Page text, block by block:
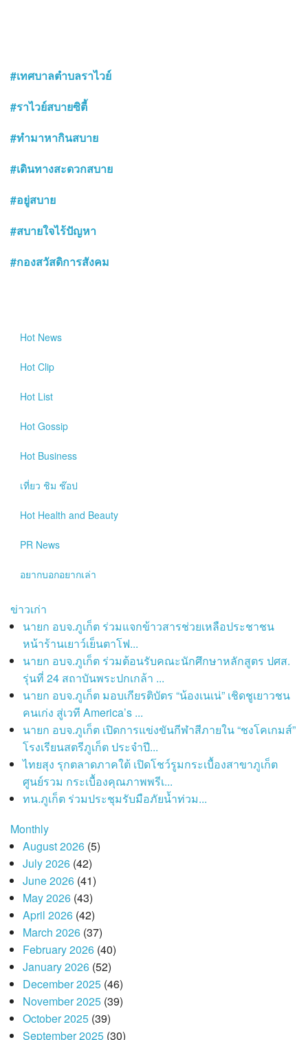
#เทศบาลตำบลราไวย์
#ราไวย์สบายซิตี้
#ทำมาหากินสบาย
#เดินทางสะดวกสบาย
#อยู่สบาย
#สบายใจไร้ปัญหา
#กองสวัสดิการสังคม
Hot News
Hot Clip
Hot List
Hot Gossip
Hot Business
เที่ยว ชิม ช๊อป
Hot Health and Beauty
PR News
อยากบอกอยากเล่า
ข่าวเก่า
นายก อบจ.ภูเก็ต ร่วมแจกข้าวสารช่วยเหลือประชาชน
หน้าร้านเยาว์เย็นตาโฟ...
นายก อบจ.ภูเก็ต ร่วมต้อนรับคณะนักศึกษาหลักสูตร ปศส.
รุ่นที่ 24 สถาบันพระปกเกล้า ...
นายก อบจ.ภูเก็ต มอบเกียรติบัตร “น้องเนเน่” เชิดชูเยาวชน
คนเก่ง สู่เวที America’s ...
นายก อบจ.ภูเก็ต เปิดการแข่งขันกีฬาสีภายใน “ชงโคเกมส์”
โรงเรียนสตรีภูเก็ต ประจำปี...
ไทยสุง รุกตลาดภาคใต้ เปิดโชว์รูมกระเบื้องสาขาภูเก็ต
ศูนย์รวม กระเบื้องคุณภาพพรีเ...
ทน.ภูเก็ต ร่วมประชุมรับมือภัยน้ำท่วม...
Monthly
August 2026(5)
July 2026(42)
June 2026(41)
May 2026(43)
April 2026(42)
March 2026(37)
February 2026(40)
January 2026(52)
December 2025(46)
November 2025(39)
October 2025(39)
September 2025(30)